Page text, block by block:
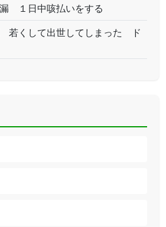
１日中咳払いをする
若くして出世してしまった ド